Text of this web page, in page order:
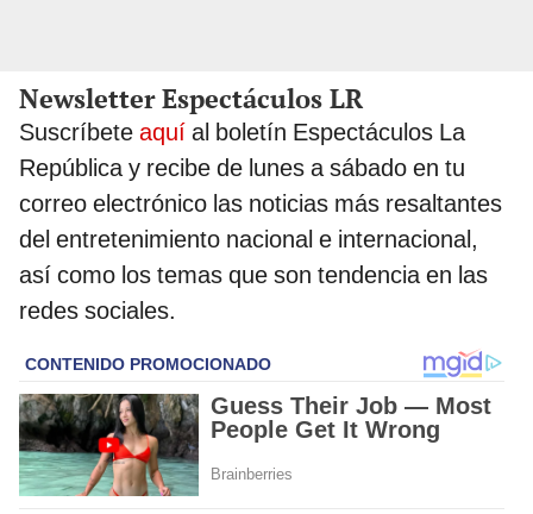
Newsletter Espectáculos LR
Suscríbete aquí al boletín Espectáculos La
República y recibe de lunes a sábado en tu
correo electrónico las noticias más resaltantes
del entretenimiento nacional e internacional,
así como los temas que son tendencia en las
redes sociales.